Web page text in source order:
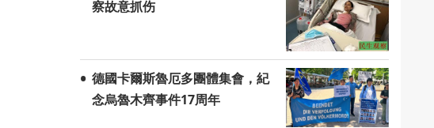
察故意抓伤
德國卡爾斯魯厄多團體集會，紀
念烏魯木齊事件17周年